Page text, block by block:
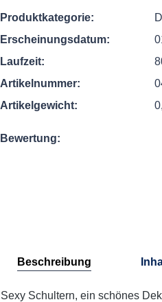
Produktkategorie:
Erscheinungsdatum:
Laufzeit:
Artikelnummer:
Artikelgewicht:
Bewertung:
Beschreibung
Sexy Schultern, ein schönes